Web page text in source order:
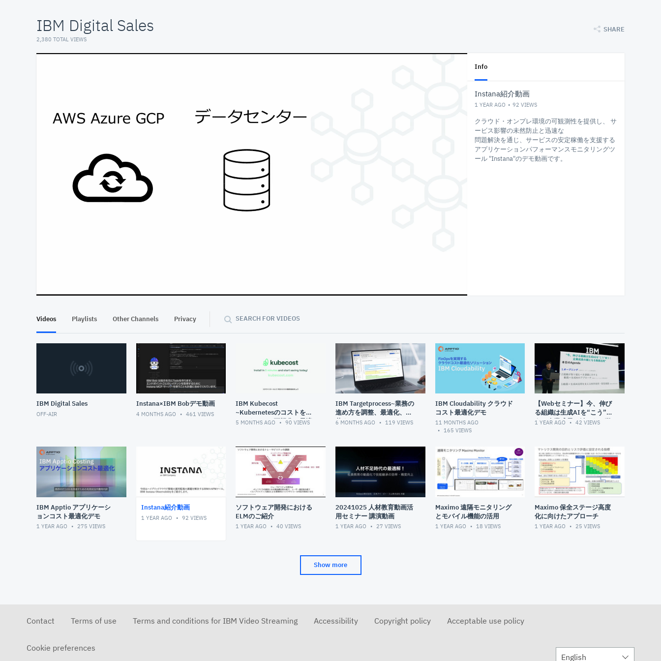
IBM Digital Sales
2,380 TOTAL VIEWS
SHARE
Info
Instana紹介動画
1 YEAR AGO 92 VIEWS
クラウド・オンプレ環境の可観測性を提供し、 サ
ービス影響の未然防止と迅速な
問題解決を通じ、サービスの安定稼働を支援する
アプリケーションパフォーマンスモニタリングツ
ール "Instana"のデモ動画です。
Videos Playlists Other Channels Privacy SEARCH FOR VIDEOS
IBM Digital Sales
OFF-AIR
Instana×IBM Bobデモ動画
4 MONTHS AGO 461 VIEWS
IBM Kubecost
~Kubernetesのコストをリ
アルタイムで可視化・最適
5 MONTHS AGO 90 VIEWS
IBM Targetprocess~業務の
進め方を調整、最適化、変
革する~
6 MONTHS AGO 119 VIEWS
IBM Cloudability クラウド
コスト最適化デモ
11 MONTHS AGO
165 VIEWS
【Webセミナー】今、伸び
る組織は生成AIを“こう”使
う！企業成長の鍵となる動
1 YEAR AGO 42 VIEWS
IBM Apptio アプリケーシ
ョンコスト最適化デモ
1 YEAR AGO 275 VIEWS
Instana紹介動画
1 YEAR AGO 92 VIEWS
ソフトウェア開発における
ELMのご紹介
1 YEAR AGO 40 VIEWS
20241025 人材教育動画活
用セミナー 講演動画
1 YEAR AGO 27 VIEWS
Maximo 遠隔モニタリング
とモバイル機能の活用
1 YEAR AGO 18 VIEWS
Maximo 保全ステージ高度
化に向けたアプローチ
1 YEAR AGO 25 VIEWS
Show more
Contact Terms of use Terms and conditions for IBM Video Streaming Accessibility Copyright policy Acceptable use policy
Cookie preferences
English